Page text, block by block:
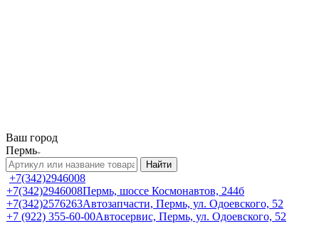
Ваш город
Пермь
Найти
+7(342)2946008
+7(342)2946008Пермь, шоссе Космонавтов, 244б
+7(342)2576263Автозапчасти, Пермь, ул. Одоевского, 52
+7 (922) 355-60-00Автосервис, Пермь, ул. Одоевского, 52